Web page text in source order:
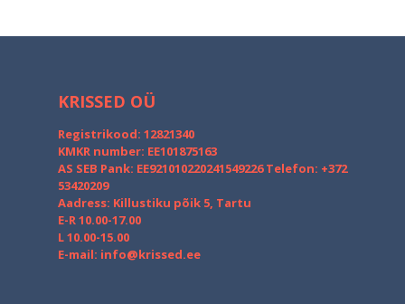
KRISSED OÜ
Registrikood: 12821340
KMKR number: EE101875163
AS SEB Pank: EE921010220241549226 Telefon: +372
53420209
Aadress: Killustiku põik 5, Tartu
E-R 10.00-17.00
L 10.00-15.00
E-mail: info@krissed.ee